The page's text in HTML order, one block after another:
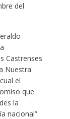
del
Castrenses
Nuestra
el
que
la
nacional”.